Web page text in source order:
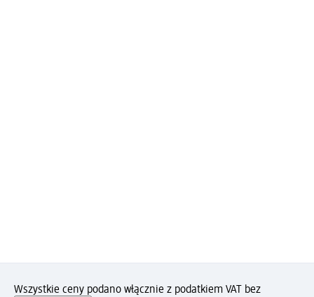
Wszystkie ceny podano włącznie z podatkiem VAT bez